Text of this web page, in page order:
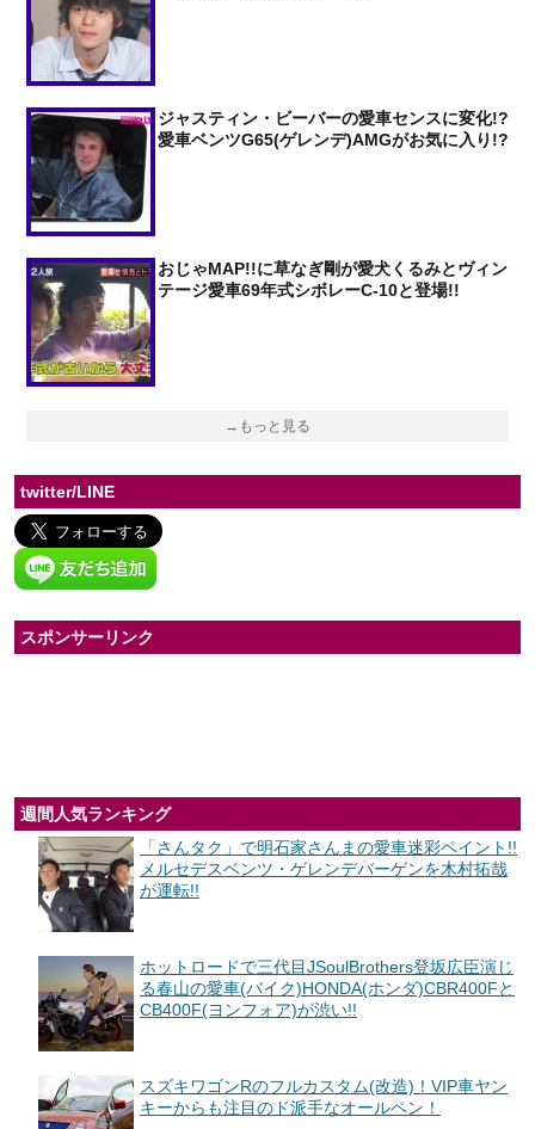
ジャスティン・ビーバーの愛車センスに変化!?
愛車ベンツG65(ゲレンデ)AMGがお気に入り!?
おじゃMAP!!に草なぎ剛が愛犬くるみとヴィン
テージ愛車69年式シボレーC-10と登場!!
→もっと見る
twitter/LINE
スポンサーリンク
週間人気ランキング
「さんタク」で明石家さんまの愛車迷彩ペイント!!
メルセデスベンツ・ゲレンデバーゲンを木村拓哉
が運転!!
ホットロードで三代目JSoulBrothers登坂広臣演じ
る春山の愛車(バイク)HONDA(ホンダ)CBR400Fと
CB400F(ヨンフォア)が渋い!!
スズキワゴンRのフルカスタム(改造)！VIP車ヤン
キーからも注目のド派手なオールペン！